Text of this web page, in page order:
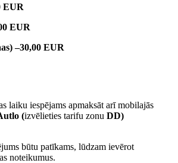
EUR
EUR
–30,00 EUR
laiku iespējams apmaksāt arī mobilajās
(izvēlieties tarifu zonu DD)
būtu patīkams, lūdzam ievērot
noteikumus.